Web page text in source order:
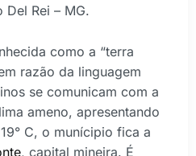
Del Rei – MG.
como a “terra
razão da linguagem
se comunicam com a
ameno, apresentando
C, o munícipio fica a
, capital mineira. É